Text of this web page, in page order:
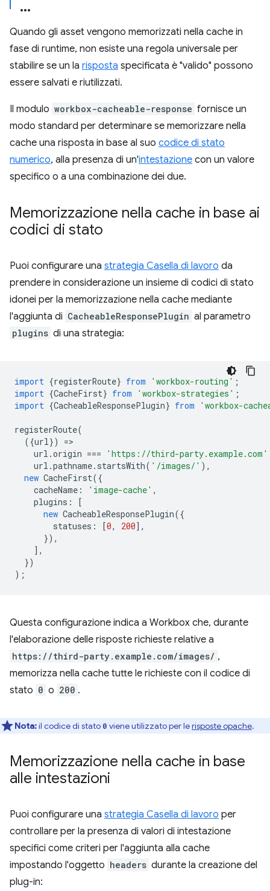
Quando gli asset vengono memorizzati nella cache in
fase di runtime, non esiste una regola universale per
stabilire se un la risposta specificata è "valido" possono
essere salvati e riutilizzati.
Il modulo workbox-cacheable-response fornisce un
modo standard per determinare se memorizzare nella
cache una risposta in base al suo codice di stato
numerico, alla presenza di un'intestazione con un valore
specifico o a una combinazione dei due.
Memorizzazione nella cache in base ai
codici di stato
Puoi configurare una strategia Casella di lavoro da
prendere in considerazione un insieme di codici di stato
idonei per la memorizzazione nella cache mediante
l'aggiunta di CacheableResponsePlugin al parametro
plugins di una strategia:
import {registerRoute} from 'workbox-routing' ;
import {CacheFirst} from 'workbox-strategies' ;
import {CacheableResponsePlugin} from 'workbox-
registerRoute(
({url}) =
url .origin ===
'https://third-party.example.com'
url .pathname. startsWith( '/images/' ),
new CacheFirst({
cacheName : 'image-cache' ,
plugins :
[
new CacheableResponsePlugin({
statuses : [0, 200],
}),
],
})
);
Questa configurazione indica a Workbox che, durante
l'elaborazione delle risposte richieste relative a
https://third-party.example.com/images/ ,
memorizza nella cache tutte le richieste con il codice di
stato 0 o 200 .
Nota:il codice di stato 0 viene utilizzato per lerisposte opache.
Memorizzazione nella cache in base
alle intestazioni
Puoi configurare una strategia Casella di lavoro per
controllare per la presenza di valori di intestazione
specifici come criteri per l'aggiunta alla cache
impostando l'oggetto headers durante la creazione del
plug-in: